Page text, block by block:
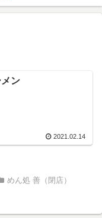
ン
2021.02.14
めん処 善（閉店）